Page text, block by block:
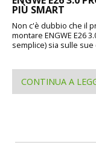
PIÙ SMART
Non c'è dubbio che il
montare ENGWE E26
semplice) sia sulle
CONTINUA A